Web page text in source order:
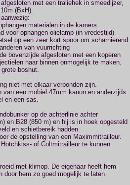
met een traliehek in smeedijzer,
(BxH).
materialen in de kamers
voor ophangen olielamp (in vredestijd)
op een zeer kort spoor om scharnierend
van vuurrichting
bovenzijde afgesloten met een koperen
naar binnen onmogelijk te maken.
boshut.
niet met elkaar verbonden zijn.
een mobiel 47mm kanon en anderzijds
en een sas.
op de achterlinie achter
en B28 (850 m) en hij is in hoek opgesteld
en schietbereik hadden.
de opstelling van een Maximmitrailleur.
of Coltmitrailleur te kunnen
met klimop. De eigenaar heeft hem
door hem zo goed mogelijk te laten